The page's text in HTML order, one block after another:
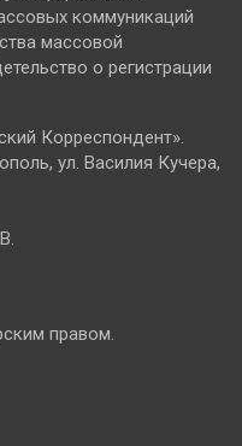
коммуникаций
массовой
о регистрации
Корреспондент».
ул. Василия Кучера,
правом.